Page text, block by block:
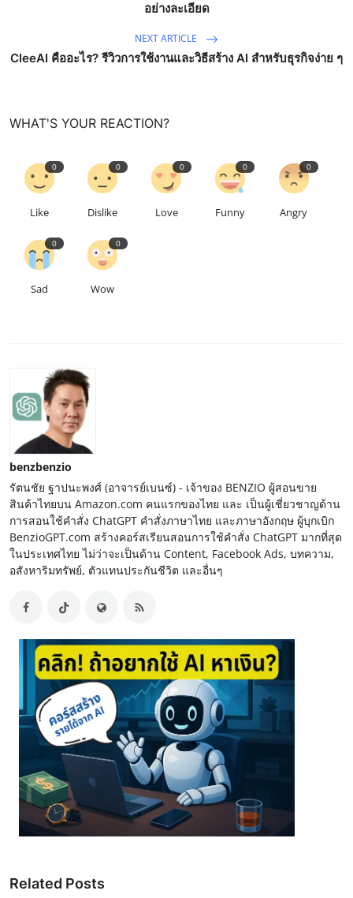
อย่างละเอียด
NEXT ARTICLE
CleeAI คืออะไร? รีวิวการใช้งานและวิธีสร้าง AI สำหรับธุรกิจง่าย ๆ
WHAT'S YOUR REACTION?
0
Like
0
Dislike
0
Love
0
Funny
0
Angry
0
Sad
0
Wow
benzbenzio
รัตนชัย ฐาปนะพงศ์ (อาจารย์เบนซ์) - เจ้าของ BENZIO ผู้สอนขาย
สินค้าไทยบน Amazon.com คนแรกของไทย และ เป็นผู้เชี่ยวชาญด้าน
การสอนใช้คำสั่ง ChatGPT คำสั่งภาษาไทย และภาษาอังกฤษ ผู้บุกเบิก
BenzioGPT.com สร้างคอร์สเรียนสอนการใช้คำสั่ง ChatGPT มากที่สุด
ในประเทศไทย ไม่ว่าจะเป็นด้าน Content, Facebook Ads, บทความ,
อสังหาริมทรัพย์, ตัวแทนประกันชีวิต และอื่นๆ
Related Posts